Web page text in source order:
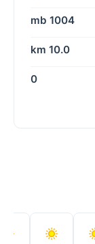
1004 mb
10.0 km
0